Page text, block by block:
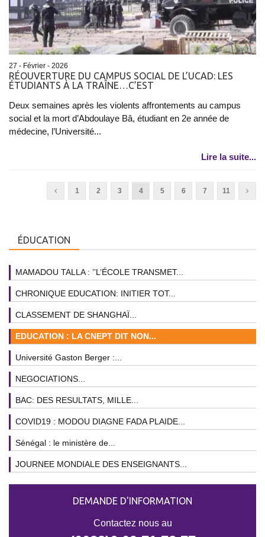
27 - Février - 2026
RÉOUVERTURE DU CAMPUS SOCIAL DE L’UCAD: LES
ÉTUDIANTS À LA TRAÎNE…C’EST
Deux semaines après les violents affrontements au campus
social et la mort d’Abdoulaye Bâ, étudiant en 2e année de
médecine, l’Université...
Lire la suite...
1 2 3 4 5 6 7 11
ÉDUCATION
MAMADOU TALLA : ’’L’ÉCOLE TRANSMET...
CHRONIQUE EDUCATION: INITIER TOT...
CLASSEMENT DE SHANGHAÏ...
EDUCATION : LA CNEPT DIT NON...
Université Gaston Berger :...
NEGOCIATIONS...
BAC: DES RESULTATS, MILLE...
COVID19 : MODOU DIAGNE FADA PLAIDE...
Sénégal : le ministère de...
JOURNEE MONDIALE DES ENSEIGNANTS...
DEMANDE D'INFORMATION
Contactez nous au